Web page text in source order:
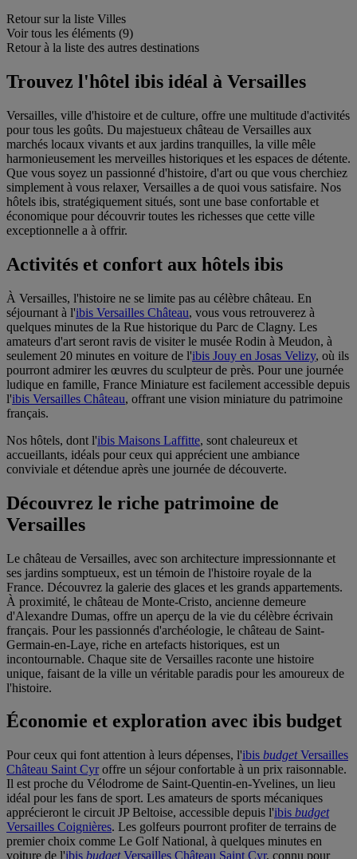
Retour sur la liste Villes
Voir tous les éléments (9)
Retour à la liste des autres destinations
Trouvez l'hôtel ibis idéal à Versailles
Versailles, ville d'histoire et de culture, offre une multitude d'activités
pour tous les goûts. Du majestueux château de Versailles aux
marchés locaux vivants et aux jardins tranquilles, la ville mêle
harmonieusement les merveilles historiques et les espaces de détente.
Que vous soyez un passionné d'histoire, d'art ou que vous cherchiez
simplement à vous relaxer, Versailles a de quoi vous satisfaire. Nos
hôtels ibis, stratégiquement situés, sont une base confortable et
économique pour découvrir toutes les richesses que cette ville
exceptionnelle a à offrir.
Activités et confort aux hôtels ibis
À Versailles, l'histoire ne se limite pas au célèbre château. En
séjournant à l'ibis Versailles Château, vous vous retrouverez à
quelques minutes de la Rue historique du Parc de Clagny. Les
amateurs d'art seront ravis de visiter le musée Rodin à Meudon, à
seulement 20 minutes en voiture de l'ibis Jouy en Josas Velizy, où ils
pourront admirer les œuvres du sculpteur de près. Pour une journée
ludique en famille, France Miniature est facilement accessible depuis
l'ibis Versailles Château, offrant une vision miniature du patrimoine
français.
Nos hôtels, dont l'ibis Maisons Laffitte, sont chaleureux et
accueillants, idéals pour ceux qui apprécient une ambiance
conviviale et détendue après une journée de découverte.
Découvrez le riche patrimoine de
Versailles
Le château de Versailles, avec son architecture impressionnante et
ses jardins somptueux, est un témoin de l'histoire royale de la
France. Découvrez la galerie des glaces et les grands appartements.
À proximité, le château de Monte-Cristo, ancienne demeure
d'Alexandre Dumas, offre un aperçu de la vie du célèbre écrivain
français. Pour les passionnés d'archéologie, le château de Saint-
Germain-en-Laye, riche en artefacts historiques, est un
incontournable. Chaque site de Versailles raconte une histoire
unique, faisant de la ville un véritable paradis pour les amoureux de
l'histoire.
Économie et exploration avec ibis budget
Pour ceux qui font attention à leurs dépenses, l'ibis budgetVersailles
Château Saint Cyroffre un séjour confortable à un prix raisonnable.
Il est proche du Vélodrome de Saint-Quentin-en-Yvelines, un lieu
idéal pour les fans de sport. Les amateurs de sports mécaniques
apprécieront le circuit JP Beltoise, accessible depuis l'ibis budget
Versailles Coignières. Les golfeurs pourront profiter de terrains de
premier choix comme Le Golf National, à quelques minutes en
voiture de l'ibis budgetVersailles Château Saint Cyr, connu pour